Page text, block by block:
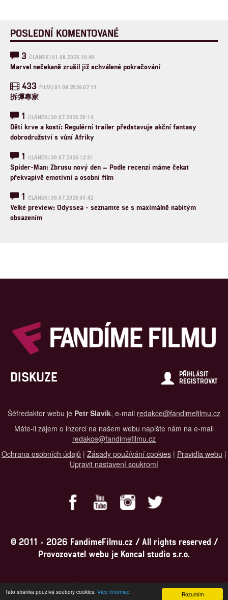
Rozumím
Tato stránka používá soubory cookies. Více informací
POSLEDNÍ KOMENTOVANÉ
3 ČLÁNEK | 01.08.2026 16:40
Marvel nečekaně zrušil již schválené pokračování
433 FILM | 01.08.2026 07:11
拆彈專家
1 ČLÁNEK | 30.07.2026 20:14
Děti krve a kostí: Regulérní trailer představuje akční fantasy
dobrodružství s vůní Afriky
1 ČLÁNEK | 30.07.2026 12:31
Spider-Man: Zbrusu nový den – Podle recenzí máme čekat
překvapivě emotivní a osobní film
1 ČLÁNEK | 30.07.2026 03:42
Velké preview: Odyssea - seznamte se s maximálně nabitým
obsazením
PŘIHLÁSIT
REGISTROVAT
DISKUZE
Šéfredaktor webu je Petr Slavík, e-mail redakce@fandimefilmu.cz
Máte-li zájem o inzerci na našem webu napište nám na e-mail
redakce@fandimefilmu.cz
Ochrana osobních údajů | Zásady používání cookies | Pravidla webu |
Upravit nastavení soukromí
© 2011 - 2026 FandimeFilmu.cz / All rights reserved /
Provozovatel webu je Koncal studio s.r.o.
Koncal studio s.r.o., IČO: 03604071, Lýskova 2073/57, Stodůlky, 155
00, Praha 5